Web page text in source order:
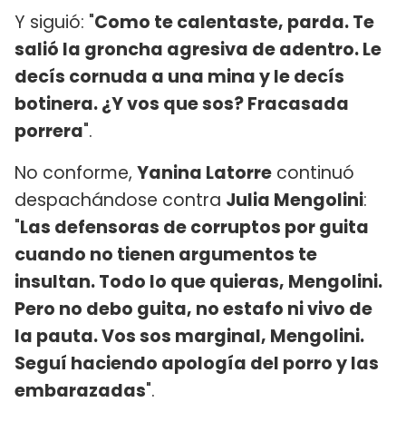
Y siguió: "Como te calentaste, parda. Te
salió la groncha agresiva de adentro. Le
decís cornuda a una mina y le decís
botinera. ¿Y vos que sos? Fracasada
porrera".
No conforme, Yanina Latorre continuó
despachándose contra Julia Mengolini:
"Las defensoras de corruptos por guita
cuando no tienen argumentos te
insultan. Todo lo que quieras, Mengolini.
Pero no debo guita, no estafo ni vivo de
la pauta. Vos sos marginal, Mengolini.
Seguí haciendo apología del porro y las
embarazadas".